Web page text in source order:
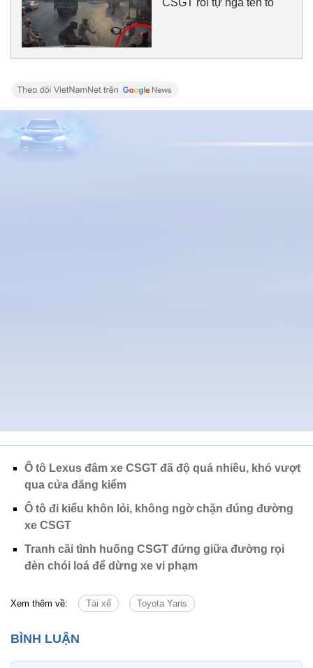
CSGT rồi tự ngã tẽn tò
Ô tô Lexus đâm xe CSGT đã độ quá nhiều, khó vượt
qua cửa đăng kiểm
Ô tô đi kiểu khôn lỏi, không ngờ chặn đúng đường
xe CSGT
Tranh cãi tình huống CSGT đứng giữa đường rọi
đèn chói loá để dừng xe vi phạm
Xem thêm về: Tài xế Toyota Yaris